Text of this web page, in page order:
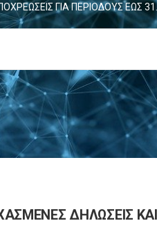
ΓΙΑ ΠΕΡΙΟΔΟΥΣ ΕΩΣ
ΔΗΛΩΣΕΙΣ